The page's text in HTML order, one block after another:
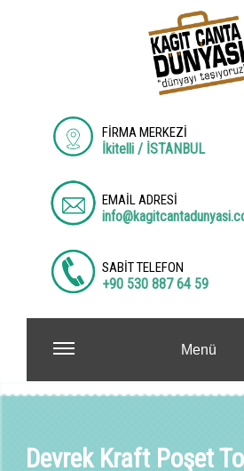
FİRMA MERKEZİ
İkitelli / İSTANBUL
EMAİL ADRESİ
SABİT TELEFON
+90 530 887 64 59
Menü
Devrek Kraft Poşet